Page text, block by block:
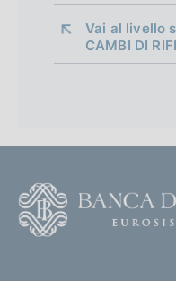
Vai al livello
CAMBI DI